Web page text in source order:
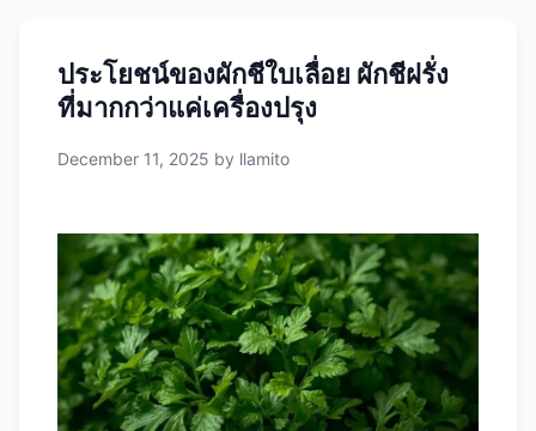
อะไรบ้าง? ส่วนผสมหลักของผงผักรวมแต่ละแบรนด์
อาจแตกต่างกันไป แต่โดยทั่วไปจะประกอบด้วยวัตถุ
Vegetables) ผักใบเขียวเป็นส่วนผสมหลักที่พบในผง
บำรุงสายตา 2. หญ้าข้าวสาลีและหญ้าข้าวบาร์เลย์
(Wheatgrass …Read more
ประโยชน์ของผักชีใบเลื่อย ผักชีฝรั่ง
ที่มากกว่าแค่เครื่องปรุง
December 11, 2025 by llamito